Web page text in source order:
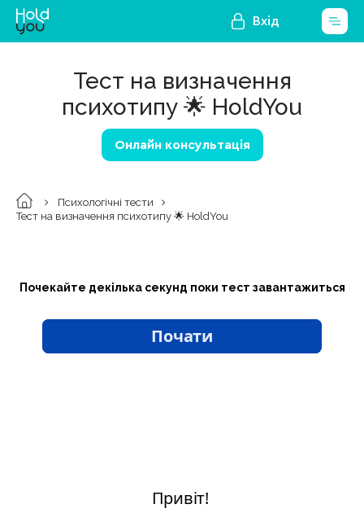
Вхід
Тест на визначення
психотипу 🌟 HoldYou
Онлайн консультація
Психологічні тести
Тест на визначення психотипу 🌟 HoldYou
Почекайте декілька секунд поки тест завантажиться